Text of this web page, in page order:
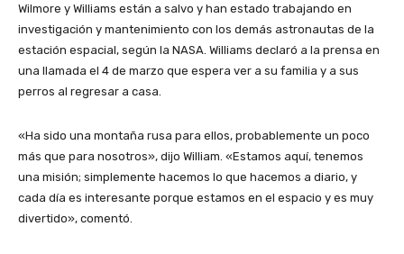
Wilmore y Williams están a salvo y han estado trabajando en
investigación y mantenimiento con los demás astronautas de la
estación espacial, según la NASA. Williams declaró a la prensa en
una llamada el 4 de marzo que espera ver a su familia y a sus
perros al regresar a casa.
«Ha sido una montaña rusa para ellos, probablemente un poco
más que para nosotros», dijo William. «Estamos aquí, tenemos
una misión; simplemente hacemos lo que hacemos a diario, y
cada día es interesante porque estamos en el espacio y es muy
divertido», comentó.